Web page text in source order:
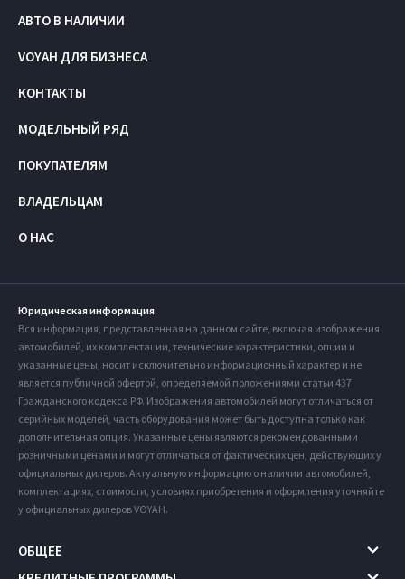
АВТО В НАЛИЧИИ
VOYAH ДЛЯ БИЗНЕСА
КОНТАКТЫ
МОДЕЛЬНЫЙ РЯД
ПОКУПАТЕЛЯМ
ВЛАДЕЛЬЦАМ
О НАС
Юридическая информация
Вся информация, представленная на данном сайте, включая изображения
автомобилей, их комплектации, технические характеристики, опции и
указанные цены, носит исключительно информационный характер и не
является публичной офертой, определяемой положениями статьи 437
Гражданского кодекса РФ. Изображения автомобилей могут отличаться от
серийных моделей, часть оборудования может быть доступна только как
дополнительная опция. Указанные цены являются рекомендованными
розничными ценами и могут отличаться от фактических цен, действующих у
официальных дилеров. Актуальную информацию о наличии автомобилей,
комплектациях, стоимости, условиях приобретения и оформления уточняйте
у официальных дилеров VOYAH.
ОБЩЕЕ